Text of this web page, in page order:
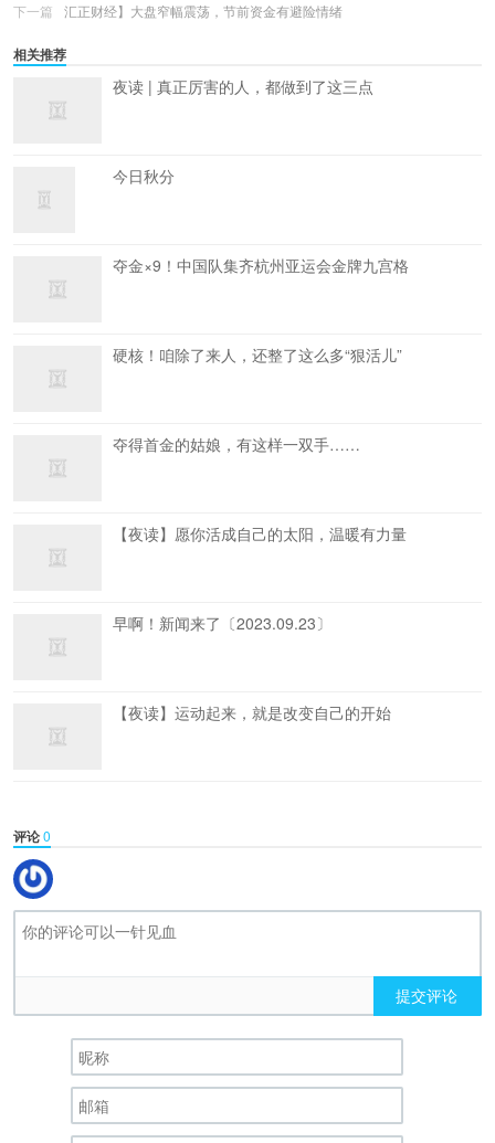
下一篇
汇正财经】大盘窄幅震荡，节前资金有避险情绪
相关推荐
夜读 | 真正厉害的人，都做到了这三点
今日秋分
夺金×9！中国队集齐杭州亚运会金牌九宫格
硬核！咱除了来人，还整了这么多“狠活儿”
夺得首金的姑娘，有这样一双手……
【夜读】愿你活成自己的太阳，温暖有力量
早啊！新闻来了〔2023.09.23〕
【夜读】运动起来，就是改变自己的开始
评论0
提交评论